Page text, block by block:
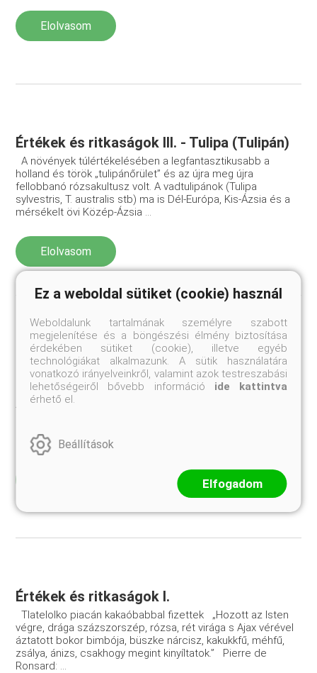
Elolvasom
Értékek és ritkaságok III. - Tulipa (Tulipán)
A növények túlértékelésében a legfantasztikusabb a
holland és török „tulipánőrület” és az újra meg újra
fellobbanó rózsakultusz volt. A vadtulipánok (Tulipa
sylvestris, T. australis stb) ma is Dél-Európa, Kis-Ázsia és a
mérsékelt övi Közép-Ázsia ...
Elolvasom
Értékek és ritkaságok II. - Olea europaea
(Olajfa)
Bár sokféle fontos olajnövényt ismerünk, a palesztin táj
jellegzetes örökzöld növényéből, az olajfának (Olea
Izrael „Napkirálya” dics ...
Értékek és ritkaságok I.
Tlatelolko piacán kakaóbabbal fizettek „Hozott az Isten
végre, drága százszorszép, rózsa, rét virága s Ajax vérével
áztatott bokor bimbója, büszke nárcisz, kakukkfű, méhfű,
zsálya, ánizs, csakhogy megint kinyíltatok.” Pierre de
Ronsard: ...
Ez a weboldal sütiket (cookie) használ
Weboldalunk tartalmának személyre szabott
megjelenítése és a böngészési élmény biztosítása
érdekében sütiket (cookie), illetve egyéb
technológiákat alkalmazunk. A sütik használatára
vonatkozó irányelveinkről, valamint azok testreszabási
lehetőségeiről bővebb információ ide kattintva
érhető el.
Beállítások
Elfogadom